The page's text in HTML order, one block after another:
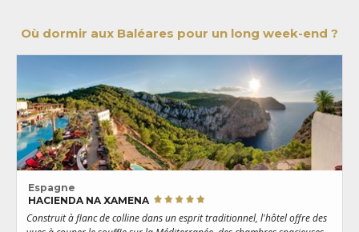
Où dormir aux Baléares pour un long week-end ?
Espagne
HACIENDA NA XAMENA
Construit à flanc de colline dans un esprit traditionnel, l'hôtel offre des